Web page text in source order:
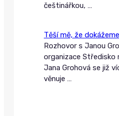
češtinářkou, …
Těší mě, že
Rozhovor s Janou
organizace Středisko
Jana Grohová se již
věnuje …